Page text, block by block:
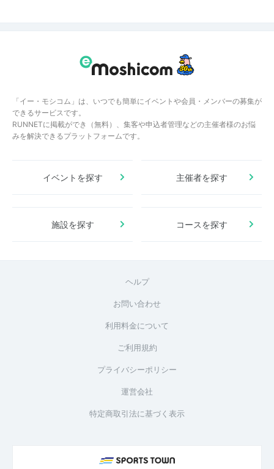
「イー・モシコム」は、いつでも簡単にイベントや会員・メンバーの募集が
できるサービスです。
RUNNETに掲載ができ（無料）、集客や申込者管理などの主催者様のお悩
みを解決できるプラットフォームです。
イベントを探す 主催者を探す
施設を探す コースを探す
ヘルプ
お問い合わせ
利用料金について
ご利用規約
プライバシーポリシー
運営会社
特定商取引法に基づく表示